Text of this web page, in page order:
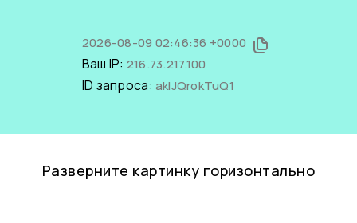
2026-08-09 02:46:36 +0000
Ваш IP: 216.73.217.100
ID запроса: akIJQrokTuQ1
Разверните картинку горизонтально